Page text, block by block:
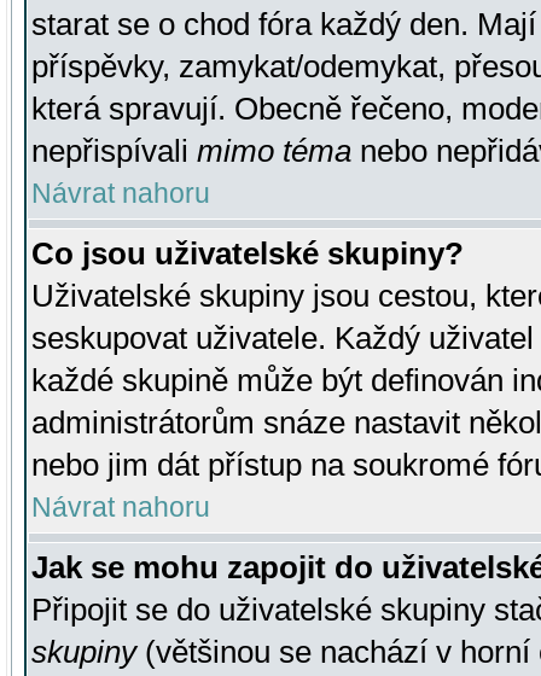
starat se o chod fóra každý den.
příspěvky, zamykat/odemykat,
která spravují. Obecně řečeno,
nepřispívali mimo téma nebo
Návrat nahoru
Co jsou uživatelské skupiny?
Uživatelské skupiny jsou cestou,
seskupovat uživatele. Každý
každé skupině může být definován
administrátorům snáze nastavit
nebo jim dát přístup na soukromé
Návrat nahoru
Jak se mohu zapojit do
Připojit se do uživatelské skupiny
skupiny(většinou se nachází v horní